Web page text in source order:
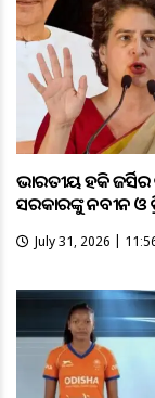
ଭାରତୀୟ ହକି
ସରକାରଙ୍କୁ ନବୀନ ଓ
July 31, 2026 |